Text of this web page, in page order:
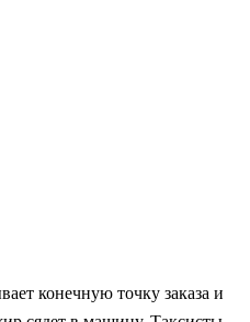
конечную точку заказа и